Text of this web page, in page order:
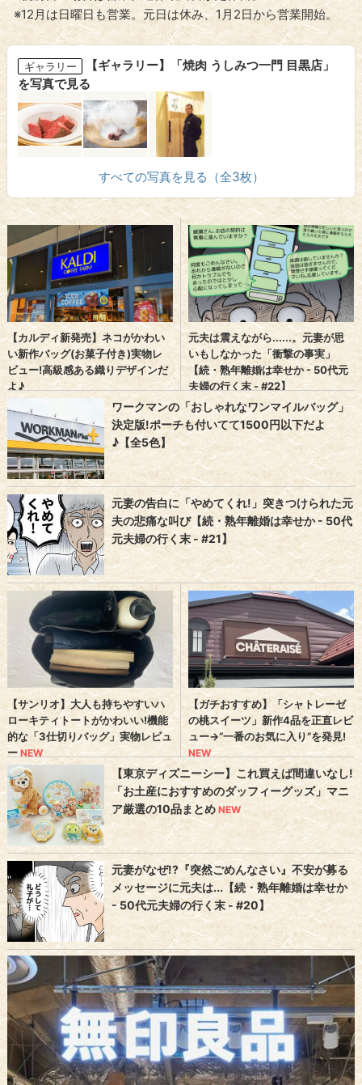
※12月は日曜日も営業。元日は休み、1月2日から営業開始。
ギャラリー
【ギャラリー】「焼肉 うしみつ一門 目黒店」
を写真で見る
すべての写真を見る（全3枚）